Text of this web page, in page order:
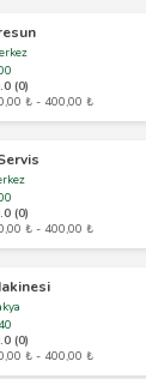
(0)
₺ - 400,00 ₺
(0)
₺ - 400,00 ₺
(0)
₺ - 400,00 ₺